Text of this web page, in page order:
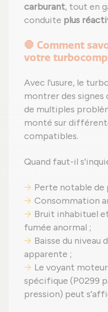
carburant, tout en
conduite plus
🛑 Comment
votre
Avec l'usure, le
montrer des signes
de multiples
monté sur
compatibles.
Quand faut-il
Perte notable de
Consommation
Bruit inhabituel
fumée anormal ;
Baisse du niveau
apparente ;
Le voyant
spécifique (P0299
pression) peut